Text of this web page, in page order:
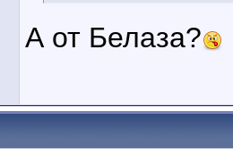
А от Белаза?